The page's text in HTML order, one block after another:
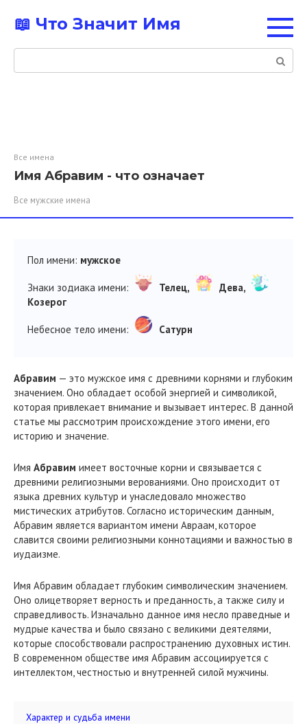
контенту
📖 Что Значит Имя
Поиск:
Все имена
Имя Абравим - что означает
Все мужские имена
Пол имени: мужское
Знаки зодиака имени: Телец,
Дева,
Козерог
Небесное тело имени: Сатурн
Абравим — это мужское имя с древними корнями и глубоким
значением. Оно обладает особой энергией и символикой,
которая привлекает внимание и вызывает интерес. В данной
статье мы рассмотрим происхождение этого имени, его
историю и значение.
Имя Абравим имеет восточные корни и связывается с
древними религиозными верованиями. Оно происходит от
языка древних культур и унаследовало множество
мистических атрибутов. Согласно историческим данным,
Абравим является вариантом имени Авраам, которое
славится своими религиозными коннотациями и важностью в
иудаизме.
Имя Абравим обладает глубоким символическим значением.
Оно олицетворяет верность и преданность, а также силу и
справедливость. Изначально данное имя несло праведные и
мудрые качества и было связано с великими деятелями,
которые способствовали распространению духовных истин.
В современном обществе имя Абравим ассоциируется с
интеллектом, честностью и внутренней силой мужчины.
Характер и судьба имени